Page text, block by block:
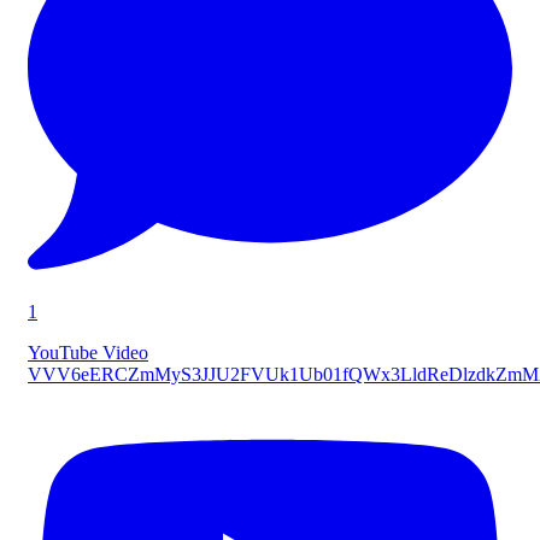
1
YouTube Video